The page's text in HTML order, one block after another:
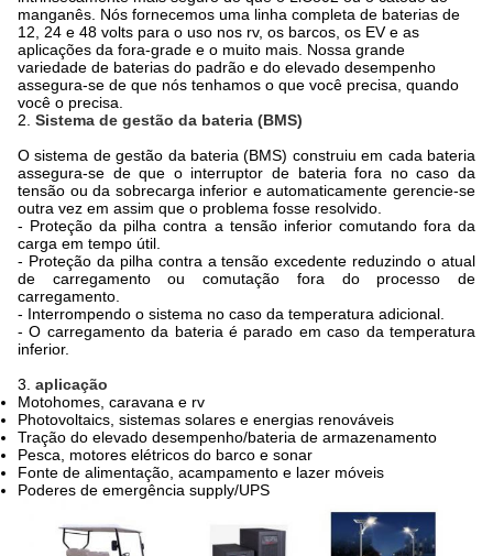
manganês. Nós fornecemos uma linha completa de baterias de
12, 24 e 48 volts para o uso nos rv, os barcos, os EV e as
aplicações da fora-grade e o muito mais. Nossa grande
variedade de baterias do padrão e do elevado desempenho
assegura-se de que nós tenhamos o que você precisa, quando
você o precisa.
2. Sistema de gestão da bateria (BMS)
O sistema de gestão da bateria (BMS) construiu em cada bateria
assegura-se de que o interruptor de bateria fora no caso da
tensão ou da sobrecarga inferior e automaticamente gerencie-se
outra vez em assim que o problema fosse resolvido.
- Proteção da pilha contra a tensão inferior comutando fora da
carga em tempo útil.
- Proteção da pilha contra a tensão excedente reduzindo o atual
de carregamento ou comutação fora do processo de
carregamento.
- Interrompendo o sistema no caso da temperatura adicional.
- O carregamento da bateria é parado em caso da temperatura
inferior.
3. aplicação
Motohomes, caravana e rv
Photovoltaics, sistemas solares e energias renováveis
Tração do elevado desempenho/bateria de armazenamento
Pesca, motores elétricos do barco e sonar
Fonte de alimentação, acampamento e lazer móveis
Poderes de emergência supply/UPS